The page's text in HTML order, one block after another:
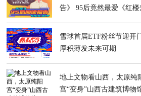
告》 95后竟然最爱《红楼
雪球首届ETF粉丝节迎开
厚积薄发未来可期
地上文物看山西，太原纯
宫“变身”山西古建筑博物